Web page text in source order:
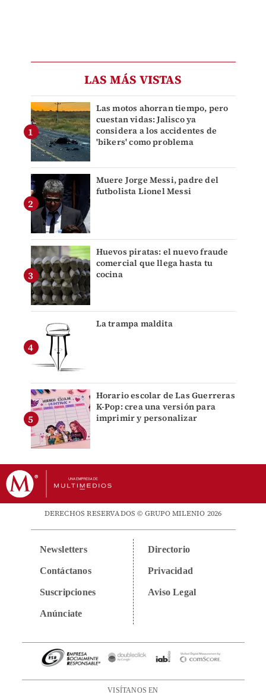
LAS MÁS VISTAS
Las motos ahorran tiempo, pero
cuestan vidas: Jalisco ya
considera a los accidentes de
'bikers' como problema
Muere Jorge Messi, padre del
futbolista Lionel Messi
Huevos piratas: el nuevo fraude
comercial que llega hasta tu
cocina
La trampa maldita
Horario escolar de Las Guerreras
K-Pop: crea una versión para
imprimir y personalizar
DERECHOS RESERVADOS © GRUPO MILENIO 2026
Newsletters
Contáctanos
Suscripciones
Anúnciate
Directorio
Privacidad
Aviso Legal
VISÍTANOS EN